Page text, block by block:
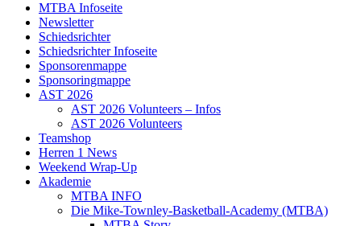
MTBA Infoseite
Newsletter
Schiedsrichter
Schiedsrichter Infoseite
Sponsorenmappe
Sponsoringmappe
AST 2026
AST 2026 Volunteers – Infos
AST 2026 Volunteers
Teamshop
Herren 1 News
Weekend Wrap-Up
Akademie
MTBA INFO
Die Mike-Townley-Basketball-Academy (MTBA)